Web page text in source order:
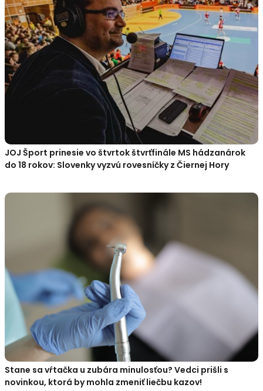
JOJ Šport prinesie vo štvrtok štvrťfinále MS hádzanárok
do 18 rokov: Slovenky vyzvú rovesníčky z Čiernej Hory
Stane sa vŕtačka u zubára minulosťou? Vedci prišli s
novinkou, ktorá by mohla zmeniť liečbu kazov!